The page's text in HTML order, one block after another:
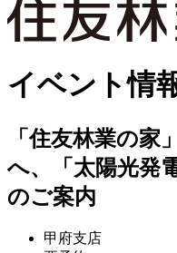
イベント情
「住友林業の家
へ、「太陽光発
のご案内
甲府支店